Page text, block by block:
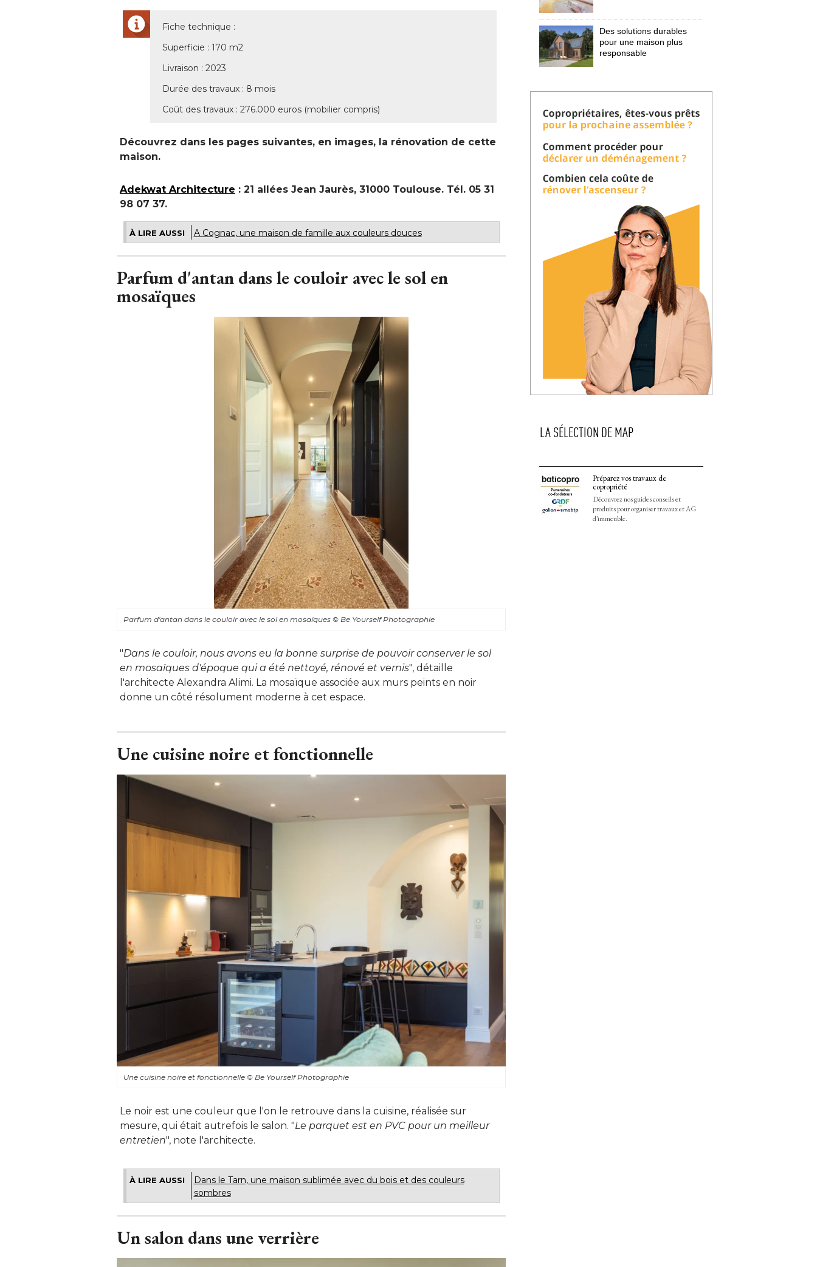
Fiche technique :
Superficie : 170 m2
Livraison : 2023
Durée des travaux : 8 mois
Coût des travaux : 276.000 euros (mobilier compris)
Découvrez dans les pages suivantes, en images, la rénovation de cette
maison.
Adekwat Architecture : 21 allées Jean Jaurès, 31000 Toulouse. Tél. 05 31
98 07 37.
À LIRE AUSSI A Cognac, une maison de famille aux couleurs douces
Parfum d'antan dans le couloir avec le sol en
mosaïques
Parfum d'antan dans le couloir avec le sol en mosaïques© Be Yourself Photographie
"Dans le couloir, nous avons eu la bonne surprise de pouvoir conserver le sol
en mosaïques d'époque qui a été nettoyé, rénové et vernis", détaille
l'architecte Alexandra Alimi. La mosaïque associée aux murs peints en noir
donne un côté résolument moderne à cet espace.
Une cuisine noire et fonctionnelle
Une cuisine noire et fonctionnelle© Be Yourself Photographie
Le noir est une couleur que l'on le retrouve dans la cuisine, réalisée sur
mesure, qui était autrefois le salon. "Le parquet est en PVC pour un meilleur
entretien", note l'architecte.
À LIRE AUSSI
Dans le Tarn, une maison sublimée avec du bois et des couleurs
sombres
Un salon dans une verrière
Des solutions durables
pour une maison plus
responsable
LA SÉLECTION DE MAP
Préparez vos travaux de
copropriété
Découvrez nos guides conseils et
produits pour organiser travaux et AG
d'immeuble.